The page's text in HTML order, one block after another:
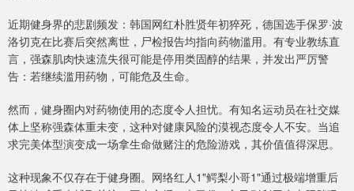
近期健身界的悲剧频发：韩国网红朴胜贤年初猝死，德国选手保罗·波
洛切克在比赛后突然离世，尸检报告均指向药物滥用。有专业教练直
言，强森肌肉快速流失很可能是停用类固醇的结果，并发出严厉警
告：若继续滥用药物，可能危及生命。
然而，健身圈内对药物使用的态度令人担忧。有知名运动员在社交媒
体上坚称强森体重未变，这种对健康风险的漠视态度令人不安。当追
求完美体型演变成一场拿生命做赌注的危险游戏，其价值值得深思。
这种现象不仅存在于健身圈。网络红人1"鳄梨小哥1"通过极端增重后